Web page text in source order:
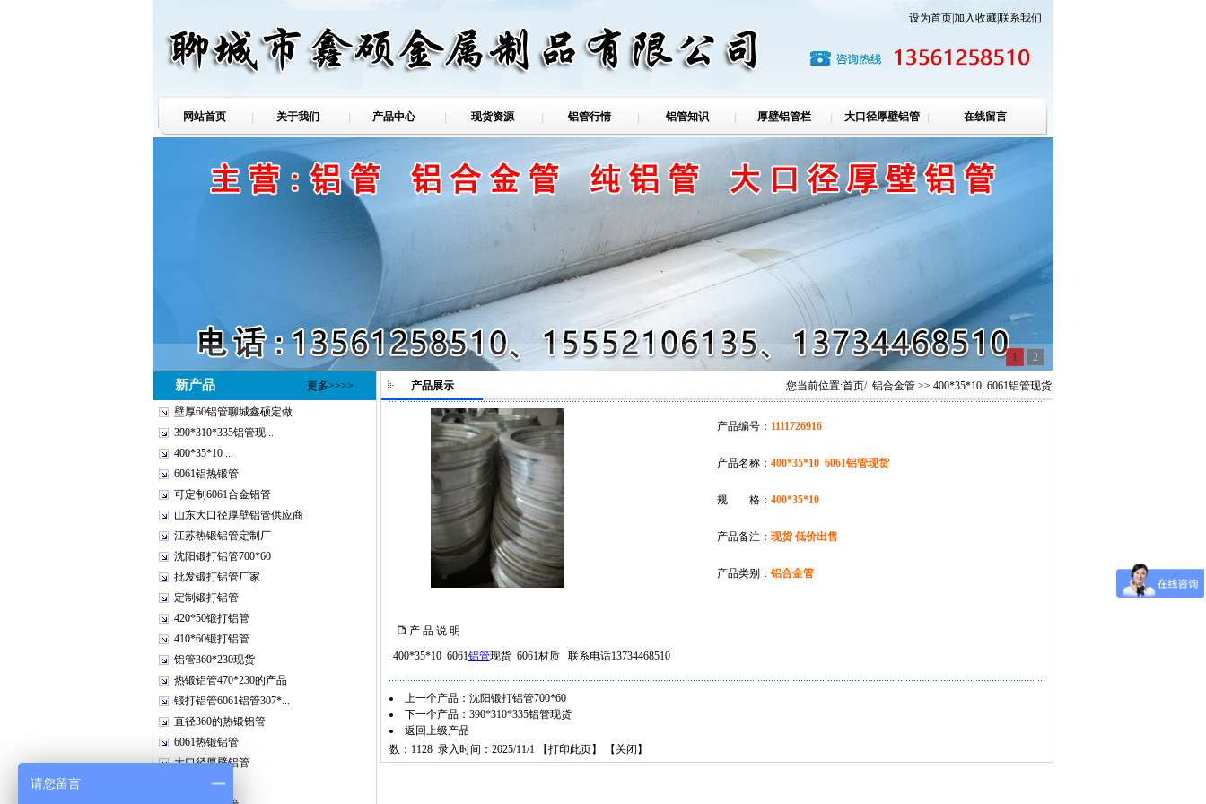
设为首页加入收藏联系我们
网站首页 关于我们 产品中心 现货资源 铝管行情 铝管知识 厚壁铝管栏 大口径厚壁铝管 在线留言
铝管 1 2
新产品 更多>>>>
壁厚60铝管聊城鑫硕定做
390*310*335铝管现...
400*35*10 ...
6061铝热锻管
可定制6061合金铝管
山东大口径厚壁铝管供应商
江苏热锻铝管定制厂
沈阳锻打铝管700*60
批发锻打铝管厂家
定制锻打铝管
420*50锻打铝管
410*60锻打铝管
铝管360*230现货
热锻铝管470*230的产品
锻打铝管6061铝管307*...
直径360的热锻铝管
6061热锻铝管
大口径厚壁铝管
产品展示 您当前位置:首页/ 铝合金管 >> 400*35*10 6061铝管现货
产品编号： 1111726916
产品名称： 400*35*10 6061铝管现货
规 格： 400*35*10
产品备注： 现货 低价出售
产品类别： 铝合金管
产 品 说 明
400*35*10 6061铝管现货 6061材质 联系电话13734468510
上一个产品： 沈阳锻打铝管700*60
下一个产品： 390*310*335铝管现货
返回上级产品
数：1128 录入时间：2025/11/1 【打印此页】 【 关闭 】
请您留言